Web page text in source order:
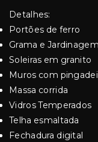
Detalhes:
Portões de ferro
Grama e Jardinagem
Soleiras em granito
Muros com
Massa corrida
Vidros Temperados
Telha esmaltada
Fechadura digital